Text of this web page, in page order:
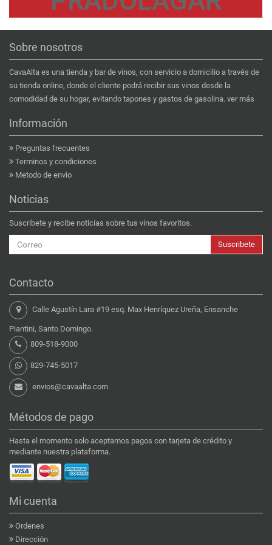
Sobre nosotros
CavaAlta es una tienda y bar de vinos, con servicio a domicilio a través de
su tienda online, donde el cliente podrá recibir sus vinos desde la
comodidad de su hogar, evitando tapones y gastos de gasolina. ver más
Información
Preguntas frecuentes
Terminos y condiciones
Metodo de envio
Noticias
Suscribete y recibe noticias sobre tus vinos favoritos.
Suscribete
Contacto
Calle Agustín Lara #19 esq. Max Henríquez Ureña, Ensanche
Piantini, Santo Domingo.
809-518-9000
829-745-5017
envios@cavaalta.com
Métodos de pago
Hasta el momento solo aceptamos pagos con tarjeta de crédito y
mediante nuestra plataforma.
Mi cuenta
Ordenes
Dirección